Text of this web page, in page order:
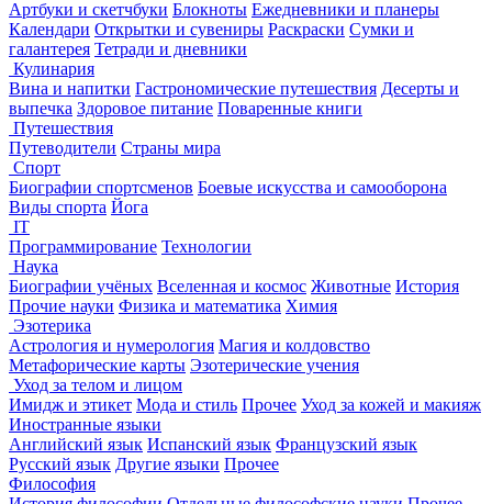
Артбуки и скетчбуки Блокноты Ежедневники и планеры
Календари Открытки и сувениры Раскраски Сумки и
галантерея Тетради и дневники
Кулинария
Вина и напитки Гастрономические путешествия Десерты и
выпечка Здоровое питание Поваренные книги
Путешествия
Путеводители Страны мира
Спорт
Биографии спортсменов Боевые искусства и самооборона
Виды спорта Йога
IT
Программирование Технологии
Наука
Биографии учёных Вселенная и космос Животные История
Прочие науки Физика и математика Химия
Эзотерика
Астрология и нумерология Магия и колдовство
Метафорические карты Эзотерические учения
Уход за телом и лицом
Имидж и этикет Мода и стиль Прочее Уход за кожей и макияж
Иностранные языки
Английский язык Испанский язык Французский язык
Русский язык Другие языки Прочее
Философия